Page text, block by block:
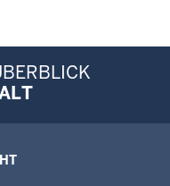
Überblick: